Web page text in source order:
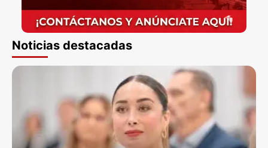
Noticias destacadas